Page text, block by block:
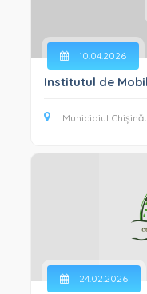
10.04.2026
Institutul de
Municipiul
24.02.2026